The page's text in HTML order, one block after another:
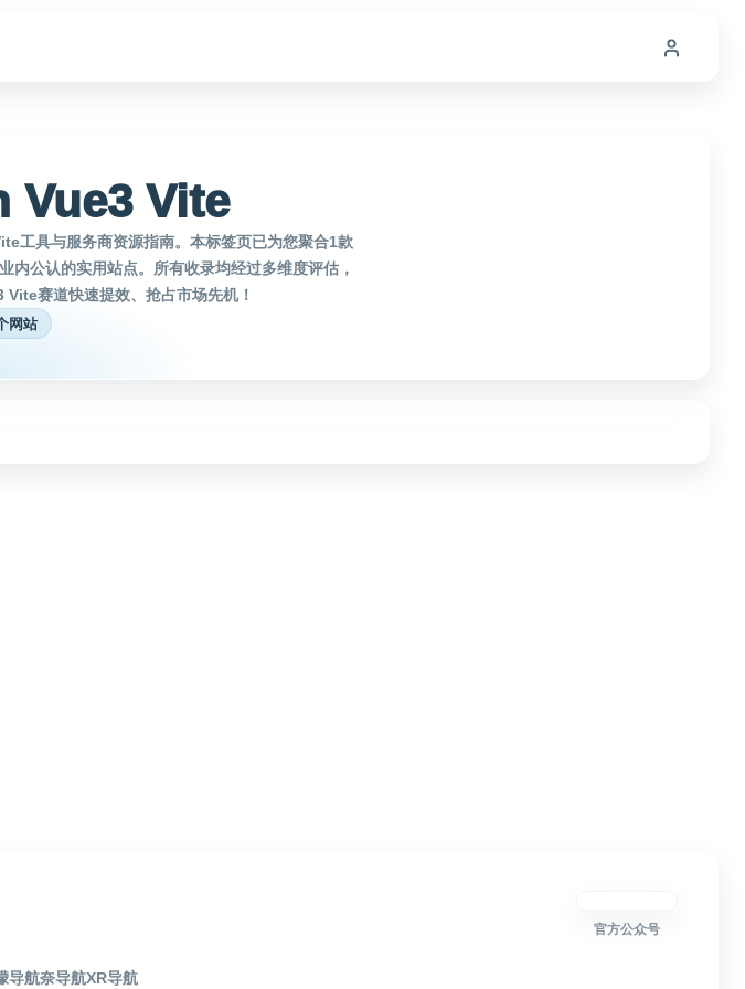
Vue3 Vite
工具与服务商资源指南。本标签页已为您聚合1款
公认的实用站点。所有收录均经过多维度评估，
赛道快速提效、抢占市场先机！
网站
导航奈导航XR导航
官方公众号